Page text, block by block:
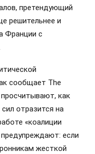
претендующий
решительнее и
Франции с
сообщает The
просчитывают, как
отразится на
«коалиции
если
жесткой